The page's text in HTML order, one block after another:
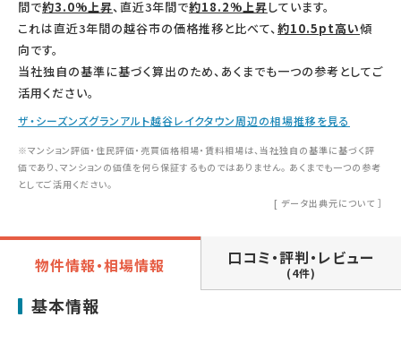
間で約3.0%上昇、直近3年間で約18.2%上昇しています。
これは直近3年間の越谷市の価格推移と比べて、約10.5pt高い傾
向です。
当社独自の基準に基づく算出のため、あくまでも一つの参考としてご
活用ください。
ザ・シーズンズグランアルト越谷レイクタウン周辺の相場推移を見る
※マンション評価・住民評価・売買価格相場・賃料相場は、当社独自の基準に基づく評
価であり、マンションの価値を何ら保証するものではありません。 あくまでも一つの参考
としてご活用ください。
[ データ出典元について ］
物件情報・相場情報 口コミ・評判・レビュー
(4件)
基本情報